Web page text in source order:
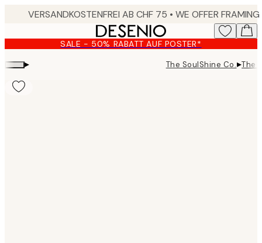
content.
SALE - 50% RABATT AUF POSTER*
▸ The SoulShine Co.▸The